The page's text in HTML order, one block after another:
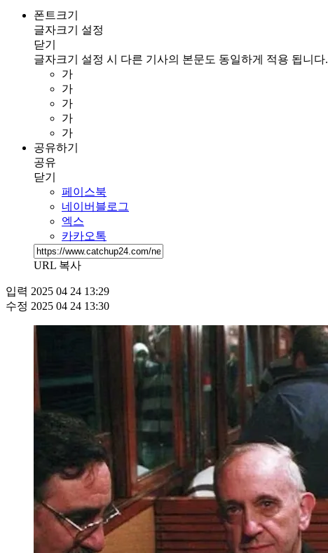
폰트크기
글자크기 설정
닫기
글자크기 설정 시 다른 기사의 본문도 동일하게 적용 됩니다.
가
가
가
가
가
공유하기
공유
닫기
페이스북
네이버블로그
엑스
카카오톡
URL 복사
입력 2025 04 24 13:29
수정 2025 04 24 13:30